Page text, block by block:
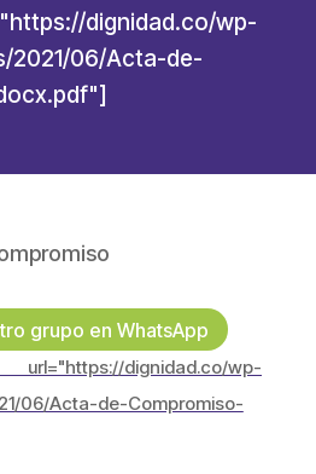
dignidad.co/wp-
2021/06/Acta-de-
grupo en WhatsApp
dignidad.co/wp-
06/Acta-de-Compromiso-